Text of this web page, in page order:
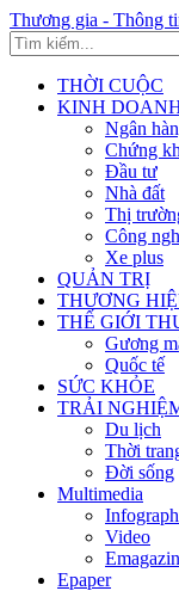
Thương gia - Thông
THỜI CUỘC
KINH
Ngân
Chứng
Đầu tư
Nhà đất
Thị
Công
Xe plus
QUẢN TRỊ
THƯƠNG
THẾ GIỚI
Gương
Quốc tế
SỨC KHỎE
TRẢI
Du lịch
Thời
Đời sống
Multimedia
Video
Epaper